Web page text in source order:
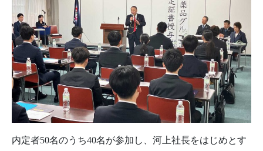
内定者50名のうち40名が参加し、河上社長をはじめとす